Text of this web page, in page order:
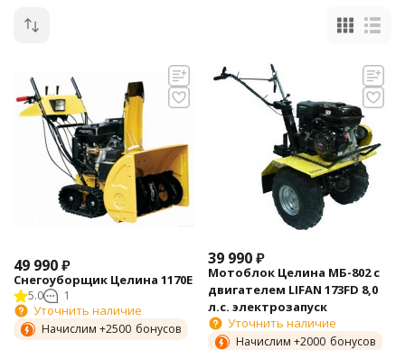
49 990₽
Снегоуборщик Целина 1170Е
5.0 1
Уточнить наличие
Начислим +2500 бонусов
39 990₽
Мотоблок Целина МБ-802 с
двигателем LIFAN 173FD 8,0
л.с. электрозапуск
Уточнить наличие
Начислим +2000 бонусов